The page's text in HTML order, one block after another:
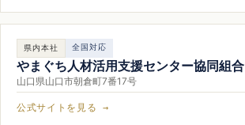
県内本社 全国対応
やまぐち人材活用支援センター協同組合
山口県山口市朝倉町7番17号
公式サイトを見る →